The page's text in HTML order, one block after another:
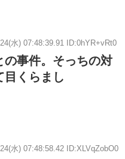
水) 07:48:39.91 ID:0hYR+vRt0
の事件。そっちの対
目くらまし
水) 07:48:58.42 ID:XLVqZobO0